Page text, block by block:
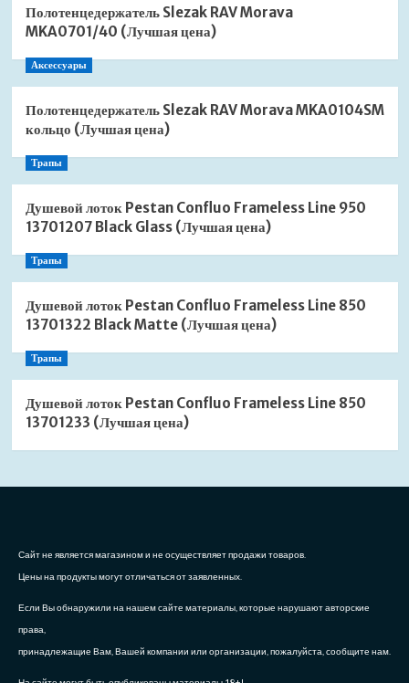
Полотенцедержатель Slezak RAV Morava
MKA0701/40 (Лучшая цена)
Аксессуары
Полотенцедержатель Slezak RAV Morava MKA0104SM
кольцо (Лучшая цена)
Трапы
Душевой лоток Pestan Confluo Frameless Line 950
13701207 Black Glass (Лучшая цена)
Трапы
Душевой лоток Pestan Confluo Frameless Line 850
13701322 Black Matte (Лучшая цена)
Трапы
Душевой лоток Pestan Confluo Frameless Line 850
13701233 (Лучшая цена)
Сайт не является магазином и не осуществляет продажи товаров.
Цены на продукты могут отличаться от заявленных.
Если Вы обнаружили на нашем сайте материалы, которые нарушают авторские
права,
принадлежащие Вам, Вашей компании или организации, пожалуйста, сообщите нам.